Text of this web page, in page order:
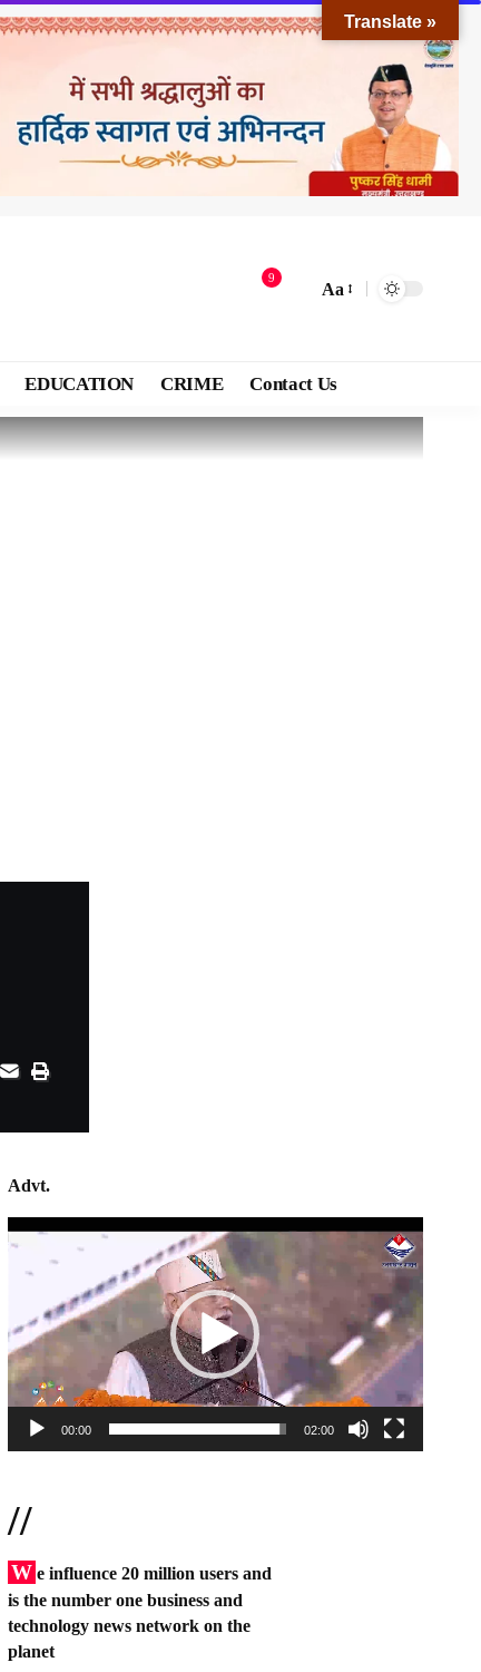
9
Aa
EDUCATION CRIME Contact Us
Advt.
Video
00:00 02:00
//
W e influence 20 million users and
is the number one business and
technology news network on the
planet
Translate »